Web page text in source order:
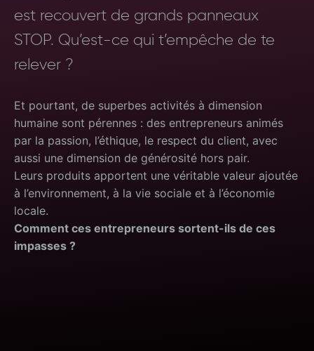
est recouvert de grands panneaux
STOP. Qu’est-ce qui t’empêche de te
relever ?
Et pourtant, de superbes activités à dimension
humaine sont pérennes : des entrepreneurs animés
par la passion, l’éthique, le respect du client, avec
aussi une dimension de générosité hors pair.
Leurs produits apportent une véritable valeur ajoutée
à l’environnement, à la vie sociale et à l’économie
locale.
Comment ces entrepreneurs sortent-ils de ces
impasses ?